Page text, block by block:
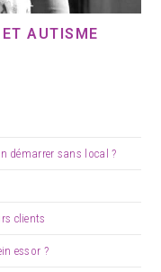
AUTISME
démarrer sans local ?
clients
essor ?